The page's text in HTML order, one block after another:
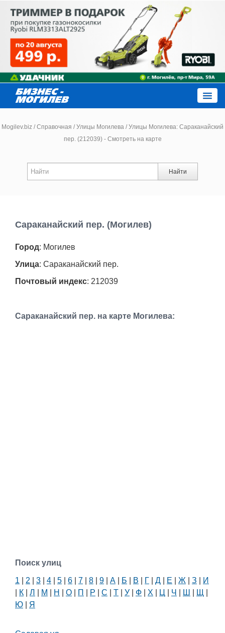
Новости
Афиша
Транспорт
Mogilev.biz / Справочная / Улицы Могилева /Улицы Могилева: Сараканайский
пер. (212039) - Смотреть на карте
Найти
Сараканайский пер. (Могилев)
Город: Могилев
Улица: Сараканайский пер.
Почтовый индекс: 212039
Сараканайский пер. на карте Могилева:
Поиск улиц
1 2 3 4 5 6 7 8 9 А Б В Г Д Е Ж З
И
К Л М Н О П Р С Т У Ф Х Ц Ч Ш Щ
Ю
Я